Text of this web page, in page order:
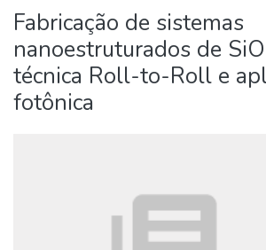
Statistics
Fabricação de sistemas
nanoestruturados de
técnica Roll-to-Roll e
fotônica